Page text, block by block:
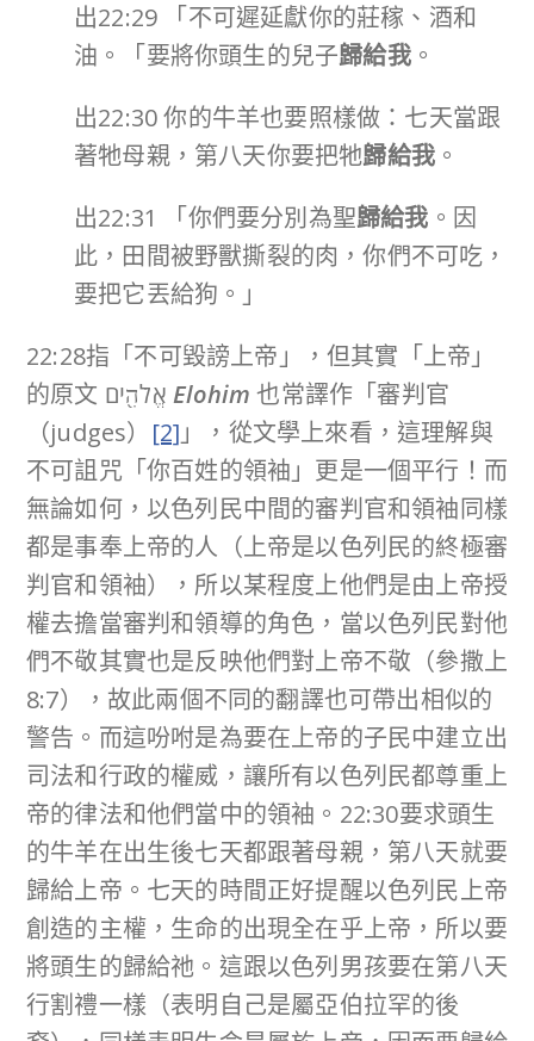
出22:29 「不可遲延獻你的莊稼、酒和
油。「要將你頭生的兒子歸給我。
出22:30 你的牛羊也要照樣做：七天當跟
著牠母親，第八天你要把牠歸給我 。
出22:31 「你們要分別為聖歸給我 。因
此，田間被野獸撕裂的肉，你們不可吃，
要把它丟給狗。」
22:28指「不可毀謗上帝」，但其實「上帝」
的原文 אֱלֹהִ֖יםElohim 也常譯作「審判官
（judges） [2]」，從文學上來看，這理解與
不可詛咒「你百姓的領袖」更是一個平行！而
無論如何，以色列民中間的審判官和領袖同樣
都是事奉上帝的人（上帝是以色列民的終極審
判官和領袖），所以某程度上他們是由上帝授
權去擔當審判和領導的角色，當以色列民對他
們不敬其實也是反映他們對上帝不敬（參撒上
8:7），故此兩個不同的翻譯也可帶出相似的
警告。而這吩咐是為要在上帝的子民中建立出
司法和行政的權威，讓所有以色列民都尊重上
帝的律法和他們當中的領袖。22:30要求頭生
的牛羊在出生後七天都跟著母親，第八天就要
歸給上帝。七天的時間正好提醒以色列民上帝
創造的主權，生命的出現全在乎上帝，所以要
將頭生的歸給祂。這跟以色列男孩要在第八天
行割禮一樣（表明自己是屬亞伯拉罕的後